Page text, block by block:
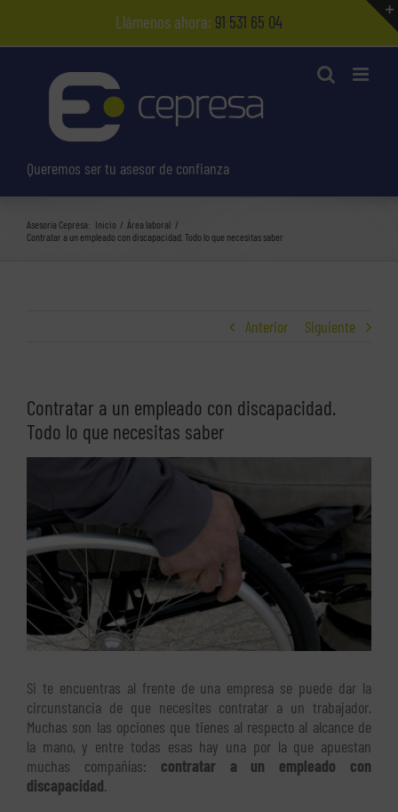
contenido
Llámenos ahora: 91 531 65 04
Queremos ser tu asesor de confianza
Asesoría Cepresa: Inicio
Área laboral
Contratar a un empleado con discapacidad. Todo lo que necesitas saber
Anterior Siguiente
Contratar a un empleado con discapacidad.
Todo lo que necesitas saber
grande
Si te encuentras al frente de una empresa se puede dar la
circunstancia de que necesites contratar a un trabajador.
Muchas son las opciones que tienes al respecto al alcance de
la mano, y entre todas esas hay una por la que apuestan
muchas compañías: contratar a un empleado con
discapacidad.